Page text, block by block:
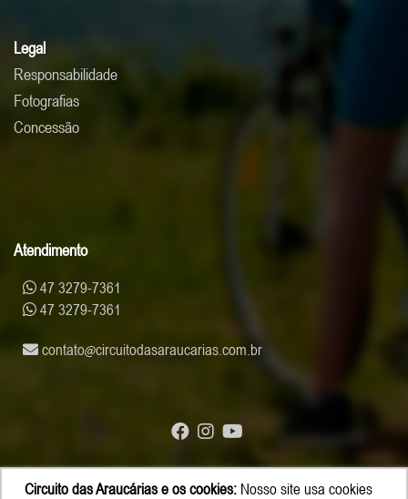
Legal
Responsabilidade
Fotografias
Concessão
Atendimento
47 3279-7361
47 3279-7361
contato circuitodasaraucarias.com.br
© Copyright 2026 - Circuito das Araucárias
Circuito das Araucárias e os cookies: Nosso site usa cookies